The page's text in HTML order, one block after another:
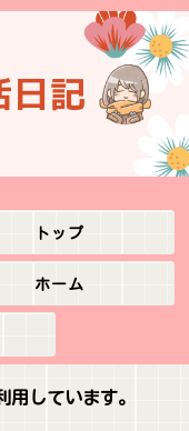
トップ
ホーム
しています。